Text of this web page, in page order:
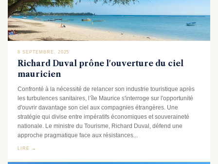
8 SEPTEMBRE, 2025
Richard Duval prône l'ouverture du ciel
mauricien
Confronté à la nécessité de relancer son industrie touristique après
les turbulences sanitaires, l’île Maurice s'interroge sur l'opportunité
d'ouvrir davantage son ciel aux compagnies étrangères. Une
stratégie qui divise entre impératifs économiques et souveraineté
nationale. Le ministre du Tourisme, Richard Duval, défend une
approche pragmatique face aux résistances...
LIRE →